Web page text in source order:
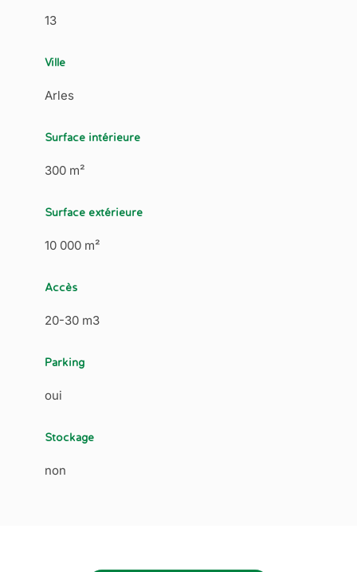
13
Ville
Arles
Surface intérieure
300 m²
Surface extérieure
10 000 m²
Accès
20-30 m3
Parking
oui
Stockage
non